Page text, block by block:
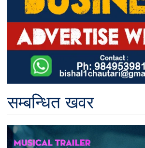
सम्बन्धित खवर